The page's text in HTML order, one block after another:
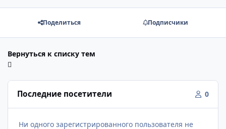
Поделиться Подписчики
Вернуться к списку тем
Последние посетители 0
Ни одного зарегистрированного пользователя не